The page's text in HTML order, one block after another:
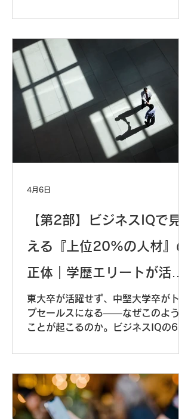
成果を生む組織に転換するための5ス
【第2部】ビジネスIQで見
える『上位20%の人材』の
正体｜学歴エリートが活躍
しない理由
東大卒が活躍せず、中堅大学卒がトッ
プセールスになる——なぜこのような
ことが起こるのか。ビジネスIQの6領
「真の上位20%人材」の特性を科学的
4月6日